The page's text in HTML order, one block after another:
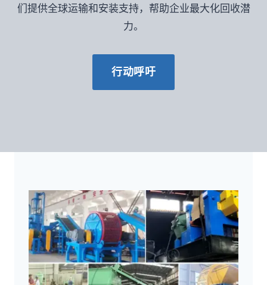
们提供全球运输和安装支持，帮助企业最大化回收潜
力。
行动呼吁